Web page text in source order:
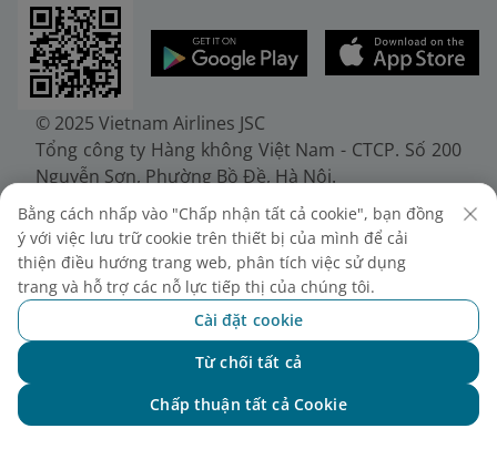
© 2025 Vietnam Airlines JSC
Tổng công ty Hàng không Việt Nam - CTCP. Số 200
Nguyễn Sơn, Phường Bồ Đề, Hà Nội.
Điện thoại: (+84-24) 38272289. Fax: (+84-24)
38722375
Giấy chứng nhận đăng ký doanh nghiệp, mã số
doanh nghiệp 0100107518, đăng ký lần đầu ngày
30/6/2010, đăng ký thay đổi lần thứ 10 ngày
24/7/2025, cấp bởi Sở Tài chính Thành phố Hà Nội.
Bằng cách nhấp vào "Chấp nhận tất cả cookie", bạn đồng
ý với việc lưu trữ cookie trên thiết bị của mình để cải
thiện điều hướng trang web, phân tích việc sử dụng
trang và hỗ trợ các nỗ lực tiếp thị của chúng tôi.
Cài đặt cookie
Từ chối tất cả
Chấp thuận tất cả Cookie